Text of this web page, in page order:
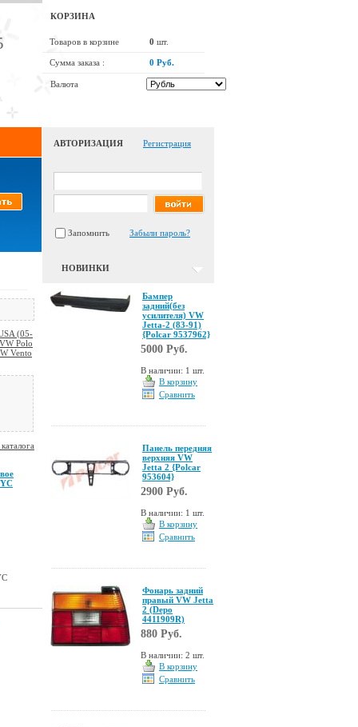
КОРЗИНА
Товаров в корзине 0 шт.
Сумма заказа : 0 Руб.
Валюта
(05-
VW Polo
Vento
АВТОРИЗАЦИЯ Регистрация
Запомнить Забыли пароль?
НОВИНКИ
Бампер
задний(без
усилителя) VW
Jetta-2 (83-91)
{Polcar 9537962}
5000 Руб.
В наличии: 1 шт.
В корзину
Сравнить
Панель передняя
верхняя VW
Jetta 2 {Polcar
953604}
2900 Руб.
В наличии: 1 шт.
В корзину
Сравнить
Фонарь задний
правый VW Jetta
2 (Depo
4411909R)
880 Руб.
В наличии: 2 шт.
В корзину
Сравнить